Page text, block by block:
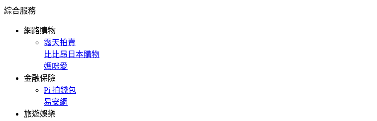
綜合服務
網路購物
露天拍賣
比比昂日本購物
媽咪愛
金融保險
Pi 拍錢包
易安網
旅遊娛樂